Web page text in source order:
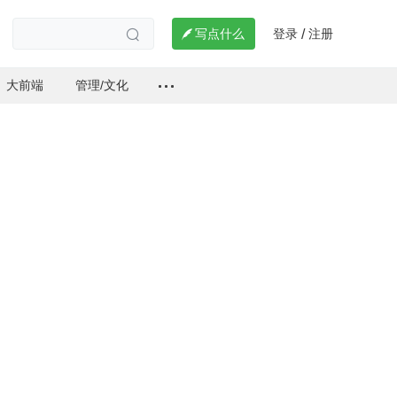
  写点什么 登录 / 注册
大前端 管理/文化